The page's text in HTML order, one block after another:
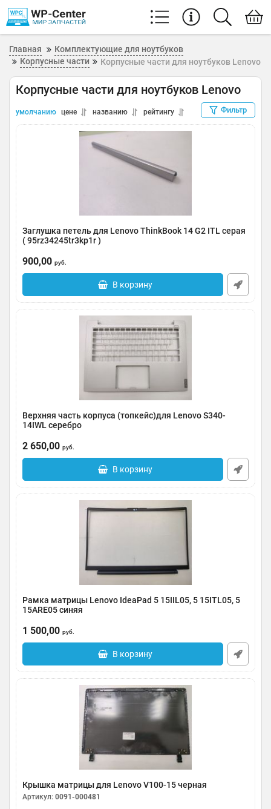
Главная
Комплектующие для ноутбуков
Корпусные части
Корпусные части для ноутбуков Lenovo
Корпусные части для ноутбуков Lenovo
умолчанию цене названию рейтингу Фильтр
Заглушка петель для Lenovo ThinkBook 14 G2 ITL серая
( 95rz34245tr3kp1r )
900,00 руб.
В корзину
Верхняя часть корпуса (топкейс)для Lenovo S340-
14IWL серебро
2 650,00 руб.
В корзину
Рамка матрицы Lenovo IdeaPad 5 15IIL05, 5 15ITL05, 5
15ARE05 синяя
1 500,00 руб.
В корзину
Крышка матрицы для Lenovo V100-15 черная
Артикул: 0091-000481